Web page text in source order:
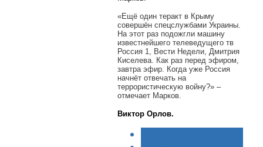
«Ещё один теракт в Крыму
совершён спецслужбами Украины.
На этот раз подожгли машину
известнейшего телеведущего тв
Россия 1, Вести Недели, Дмитрия
Киселева. Как раз перед эфиром,
завтра эфир. Когда уже Россия
начнёт отвечать на
террористическую войну?» –
отмечает Марков.
Виктор Орлов.